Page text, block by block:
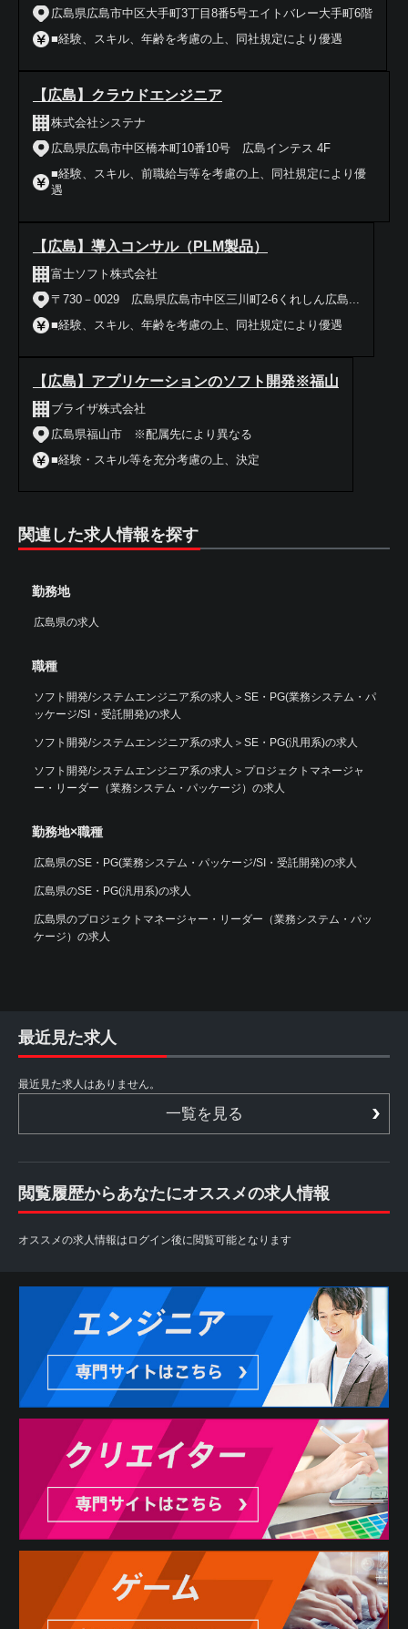
広島県広島市中区大手町3丁目8番5号エイトバレー大手町6階
■経験、スキル、年齢を考慮の上、同社規定により優遇
【広島】クラウドエンジニア
株式会社システナ
広島県広島市中区橋本町10番10号 広島インテス 4F
■経験、スキル、前職給与等を考慮の上、同社規定により優
遇
【広島】導入コンサル（PLM製品）
富士ソフト株式会社
〒730－0029 広島県広島市中区三川町2-6くれしん広島...
■経験、スキル、年齢を考慮の上、同社規定により優遇
【広島】アプリケーションのソフト開発※福山
ブライザ株式会社
広島県福山市 ※配属先により異なる
■経験・スキル等を充分考慮の上、決定
関連した求人情報を探す
勤務地
広島県の求人
職種
ソフト開発/システムエンジニア系の求人 ＞ SE・PG(業務システム・パ
ッケージ/SI・受託開発)の求人
ソフト開発/システムエンジニア系の求人 ＞ SE・PG(汎用系)の求人
ソフト開発/システムエンジニア系の求人 ＞ プロジェクトマネージャ
ー・リーダー（業務システム・パッケージ）の求人
勤務地×職種
広島県のSE・PG(業務システム・パッケージ/SI・受託開発)の求人
広島県のSE・PG(汎用系)の求人
広島県のプロジェクトマネージャー・リーダー（業務システム・パッ
ケージ）の求人
最近見た求人
最近見た求人はありません。
一覧を見る
閲覧履歴からあなたにオススメの求人情報
オススメの求人情報はログイン後に閲覧可能となります